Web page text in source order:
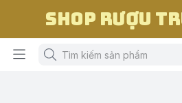
Shop Rượu